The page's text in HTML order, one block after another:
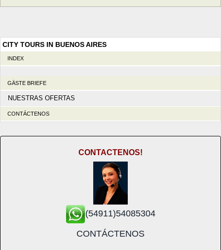
CITY TOURS IN BUENOS AIRES
INDEX
GÄSTE BRIEFE
NUESTRAS OFERTAS
CONTÁCTENOS
CONTACTENOS!
(54911)54085304
CONTÁCTENOS